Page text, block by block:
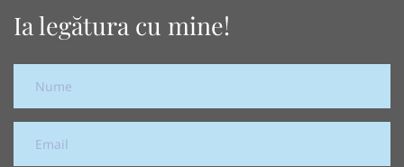
Ia legătura cu mine!